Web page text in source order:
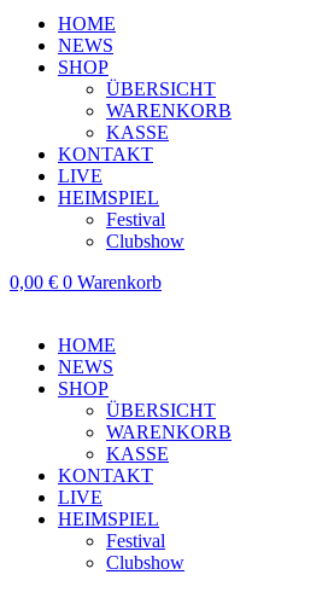
HOME
NEWS
SHOP
ÜBERSICHT
WARENKORB
KASSE
KONTAKT
LIVE
HEIMSPIEL
Festival
Clubshow
0,00 € 0 Warenkorb
HOME
NEWS
SHOP
ÜBERSICHT
WARENKORB
KASSE
KONTAKT
LIVE
HEIMSPIEL
Festival
Clubshow